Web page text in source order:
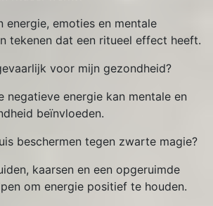
energie, emoties en mentale
tekenen dat een ritueel effect heeft.
voor mijn gezondheid?
negatieve energie kan mentale en
beïnvloeden.
beschermen tegen zwarte magie?
kaarsen en een opgeruimde
om energie positief te houden.